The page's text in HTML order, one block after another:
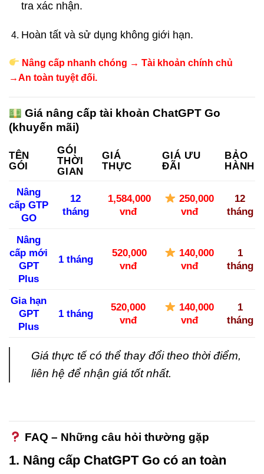
tra xác nhận.
Hoàn tất và sử dụng không giới hạn.
Nâng cấp nhanh chóng → Tài khoản chính chủ
→An toàn tuyệt đối.
Giá nâng cấp tài khoản ChatGPT Go
(khuyến mãi)
TÊN
GÓI
GÓI
THỜI
GIAN
GIÁ
THỰC
GIÁ ƯU
ĐÃI
BẢO
HÀNH
Nâng
cấp GTP
GO
12
tháng
1,584,000
vnđ
250,000
vnđ
12
tháng
Nâng
cấp mới
GPT
Plus
1 tháng
520,000
vnđ
140,000
vnđ
1
tháng
Gia hạn
GPT
Plus
1 tháng
520,000
vnđ
140,000
vnđ
1
tháng
Giá thực tế có thể thay đổi theo thời điểm,
liên hệ để nhận giá tốt nhất.
FAQ – Những câu hỏi thường gặp
1. Nâng cấp ChatGPT Go có an toàn